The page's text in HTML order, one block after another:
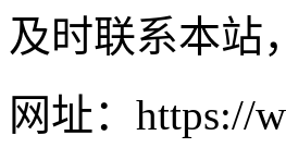
及时联系本站
网址：https://